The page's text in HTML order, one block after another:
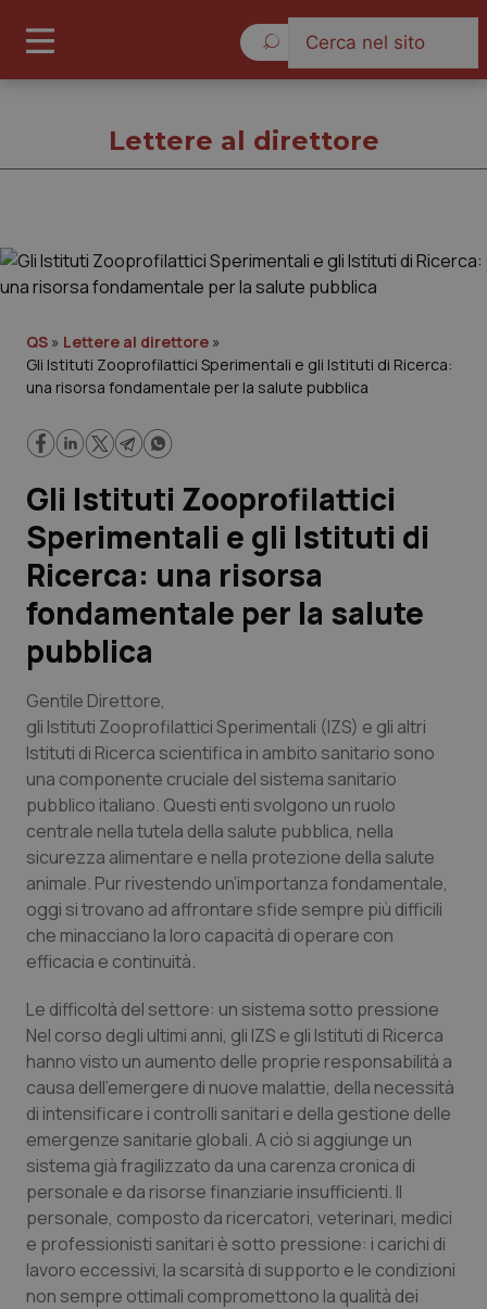
Governo e Parlamento
Regioni e Asl
Lavoro e Professioni
Scienza e Farmaci
Studi e Analisi
Lettere al direttore
Edizioni Regionali
QS Pro
Professionisti Sanitari.AI
Abruzzo
Basilicata
Campania
Emilia-Romagna
Friuli Venezia Giulia
Lazio
Liguria
QS Pro Gold
Artrite & artrosi
Car-T
Colesterolo & coronaropatie
Dermatite Atopica
Diabete & glucometri
Disturbi dell’umore
QS Club Newsletter
Lettere al direttore
QS » Lettere al direttore »
Gli Istituti Zooprofilattici Sperimentali e gli Istituti di Ricerca:
una risorsa fondamentale per la salute pubblica
Gli Istituti Zooprofilattici
Sperimentali e gli Istituti di
Ricerca: una risorsa
fondamentale per la salute
pubblica
Gentile Direttore,
gli Istituti Zooprofilattici Sperimentali (IZS) e gli altri
Istituti di Ricerca scientifica in ambito sanitario sono
una componente cruciale del sistema sanitario
pubblico italiano. Questi enti svolgono un ruolo
centrale nella tutela della salute pubblica, nella
sicurezza alimentare e nella protezione della salute
animale. Pur rivestendo un’importanza fondamentale,
oggi si trovano ad affrontare sfide sempre più difficili
che minacciano la loro capacità di operare con
efficacia e continuità.
Le difficoltà del settore: un sistema sotto pressione
Nel corso degli ultimi anni, gli IZS e gli Istituti di Ricerca
hanno visto un aumento delle proprie responsabilità a
causa dell’emergere di nuove malattie, della necessità
di intensificare i controlli sanitari e della gestione delle
emergenze sanitarie globali. A ciò si aggiunge un
sistema già fragilizzato da una carenza cronica di
personale e da risorse finanziarie insufficienti. Il
personale, composto da ricercatori, veterinari, medici
e professionisti sanitari è sotto pressione: i carichi di
lavoro eccessivi, la scarsità di supporto e le condizioni
non sempre ottimali compromettono la qualità dei